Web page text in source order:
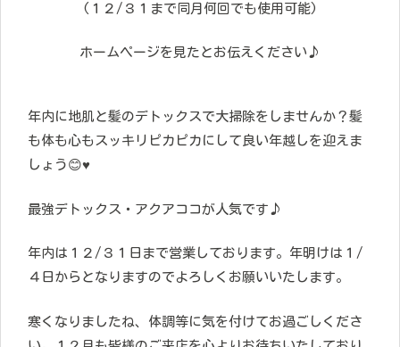
(１２/３１まで同月何回でも使用可能)
ホームページを見たとお伝えください♪
年内に地肌と髪のデトックスで大掃除をしませんか？髪
も体も心もスッキリピカピカにして良い年越しを迎えま
しょう😊♥
最強デトックス・アクアココが人気です♪
年内は１２/３１日まで営業しております。年明けは１/
４日からとなりますのでよろしくお願いいたします。
寒くなりましたね、体調等に気を付けてお過ごしくださ